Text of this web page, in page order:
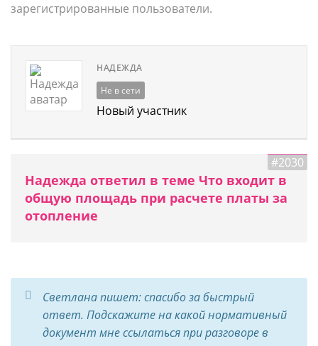
зарегистрированные пользователи.
НАДЕЖДА
Не в сети
Новый участник
#2030
Надежда ответил в теме Что входит в
общую площадь при расчете платы за
отопление
Светлана пишет: спасибо за быстрый
ответ. Подскажите на какой нормативный
документ мне ссылаться при разговоре в